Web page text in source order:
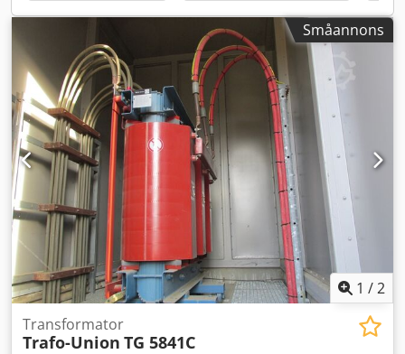
Småannons
1 /2
Transformator
Trafo-Union TG 5841C